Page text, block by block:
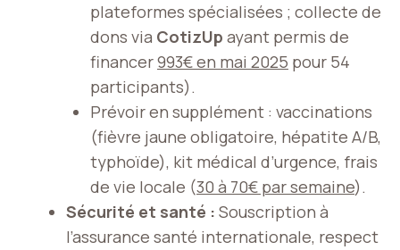
plateformes spécialisées ; collecte de
dons via CotizUp ayant permis de
financer993€ en mai 2025 pour 54
participants).
Prévoir en supplément : vaccinations
(fièvre jaune obligatoire, hépatite A/B,
typhoïde), kit médical d’urgence, frais
de vie locale (30 à 70€ par semaine).
Sécurité et santé : Souscription à
l’assurance santé internationale, respect